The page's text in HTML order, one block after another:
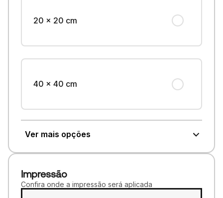
20 x 20 cm
40 x 40 cm
Ver mais opções
Impressão
Confira onde a impressão será aplicada